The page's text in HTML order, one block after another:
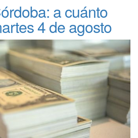
a cuánto
4 de agosto